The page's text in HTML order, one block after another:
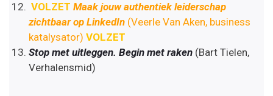
VOLZET Maak jouw authentiek leiderschap
zichtbaar op LinkedIn (Veerle Van Aken, business
katalysator) VOLZET
Stop met uitleggen. Begin met raken (Bart Tielen,
Verhalensmid)